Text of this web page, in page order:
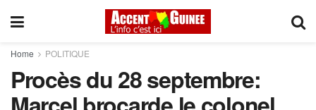
Home POLITIQUE
Procès du 28 septembre: